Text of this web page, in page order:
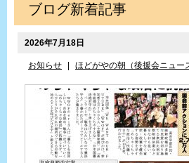
ブログ新着記事
2026年7月18日
お知らせ ほどがやの朝（後援会ニュー